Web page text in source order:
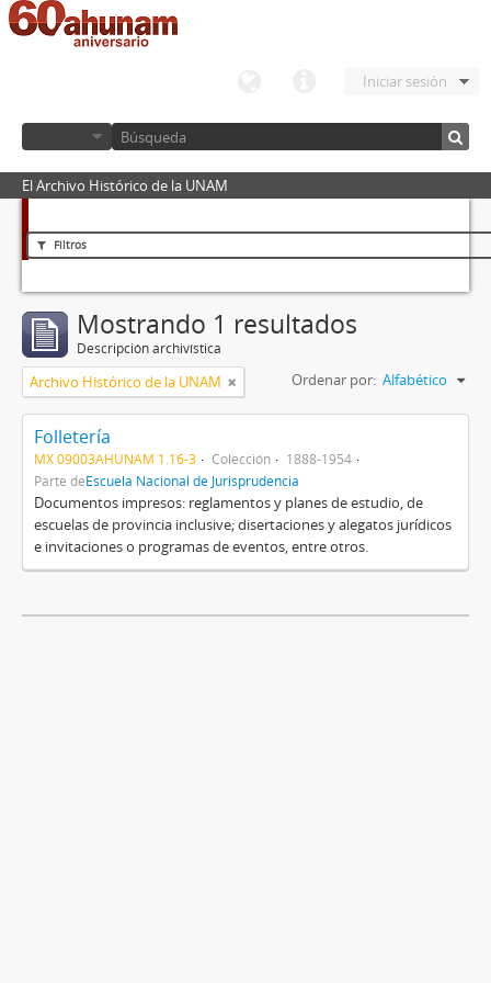
Iniciar sesión
El Archivo Histórico de la UNAM
Filtros
Mostrando 1 resultados
Descripción archivística
Archivo Histórico de la UNAM Ordenar por: Alfabético
Folletería
MX 09003AHUNAM 1.16-3 Colección
1888-1954
Parte deEscuela Nacional de Jurisprudencia
Documentos impresos: reglamentos y planes de estudio, de
escuelas de provincia inclusive; disertaciones y alegatos jurídicos
e invitaciones o programas de eventos, entre otros.